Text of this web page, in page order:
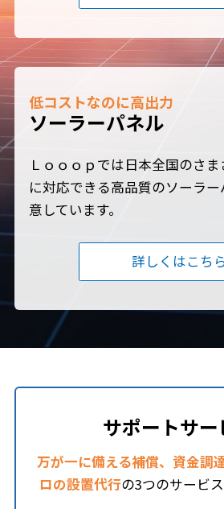
低コストなのに高出力
ソーラーパネル
Ｌｏｏｏｐでは日本全国のさ
に対応できる高品質のソーラ
意しています。
詳しくはこち
サポートサー
万が一に備える補償、資金調
ロの設置代行の3つのサービ